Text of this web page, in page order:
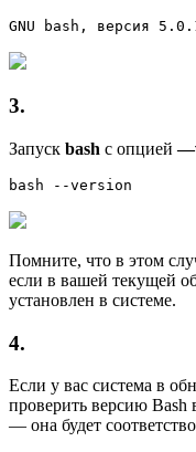
GNU bash, версия
3.
Запуск bash с опцией
bash --version
Помните, что в этом
если в вашей текущей
установлен в системе.
4.
Если у вас система в
проверить версию Bash
— она будет